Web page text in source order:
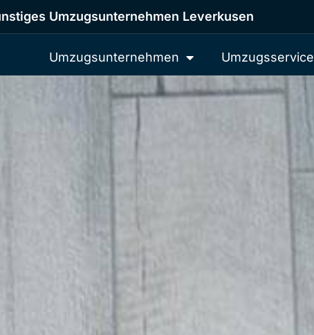
Umzugsunternehmen Leverkusen
Umzugsunternehmen Umzugsservice